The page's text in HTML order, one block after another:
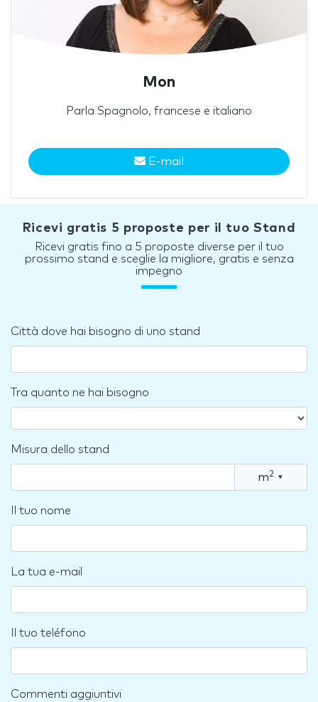
Mon
Parla Spagnolo, francese e italiano
E-mail
Ricevi gratis 5 proposte per il tuo Stand
Ricevi gratis fino a 5 proposte diverse per il tuo
prossimo stand e sceglie la migliore, gratis e senza
impegno
Città dove hai bisogno di uno stand
Tra quanto ne hai bisogno
Misura dello stand
m2 ▾
Il tuo nome
La tua e-mail
Il tuo teléfono
Commenti aggiuntivi